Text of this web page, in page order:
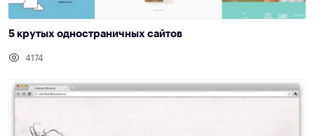
5 крутых одностраничных сайтов
4174